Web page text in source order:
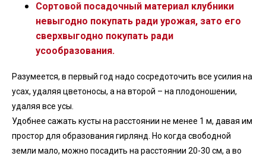
Сортовой посадочный материал клубники
невыгодно покупать ради урожая, зато его
сверхвыгодно покупать ради
усообразования.
Разумеется, в первый год надо сосредоточить все усилия на
усах, удаляя цветоносы, а на второй – на плодоношении,
удаляя все усы.
Удобнее сажать кусты на расстоянии не менее 1 м, давая им
простор для образования гирлянд. Но когда свободной
земли мало, можно посадить на расстоянии 20-30 см, а во